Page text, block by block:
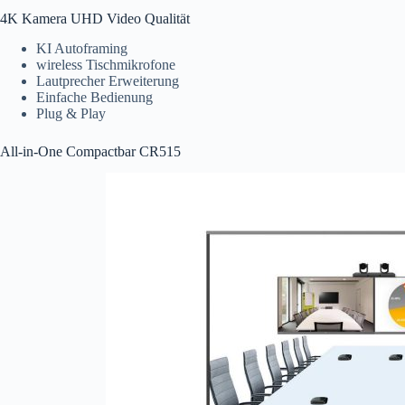
4K Kamera UHD Video Qualität
KI Autoframing
wireless Tischmikrofone
Lautprecher Erweiterung
Einfache Bedienung
Plug & Play
All-in-One Compactbar CR515